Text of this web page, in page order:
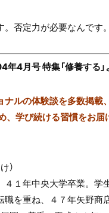
否定力が必要なんです。
年4月号 特集「修養する
ルの体験談を多数掲載
め、学び続ける習慣を
）
１年中央大学卒業。学
を重ね、４７年矢野商